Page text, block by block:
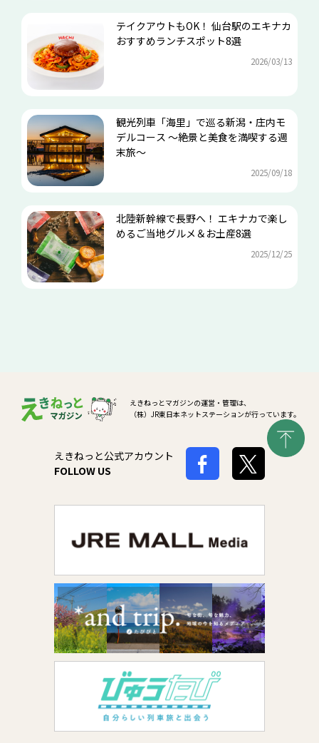
テイクアウトもOK！ 仙台駅のエキナカ
おすすめランチスポット8選
2026/03/13
観光列車「海里」で巡る新潟・庄内モ
デルコース ～絶景と美食を満喫する週
末旅～
2025/09/18
北陸新幹線で長野へ！ エキナカで楽し
めるご当地グルメ＆お土産8選
2025/12/25
えきねっとマガジンの運営・管理は、
（株）JR東日本ネットステーションが行っています。
えきねっと公式アカウント
FOLLOW US